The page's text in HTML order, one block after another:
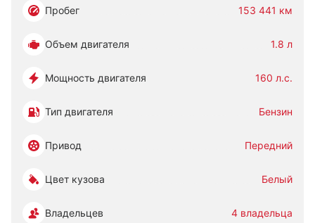
Пробег 153 441 км
Объем двигателя 1.8 л
Мощность двигателя 160 л.с.
Тип двигателя Бензин
Привод Передний
Цвет кузова Белый
Владельцев 4 владельца